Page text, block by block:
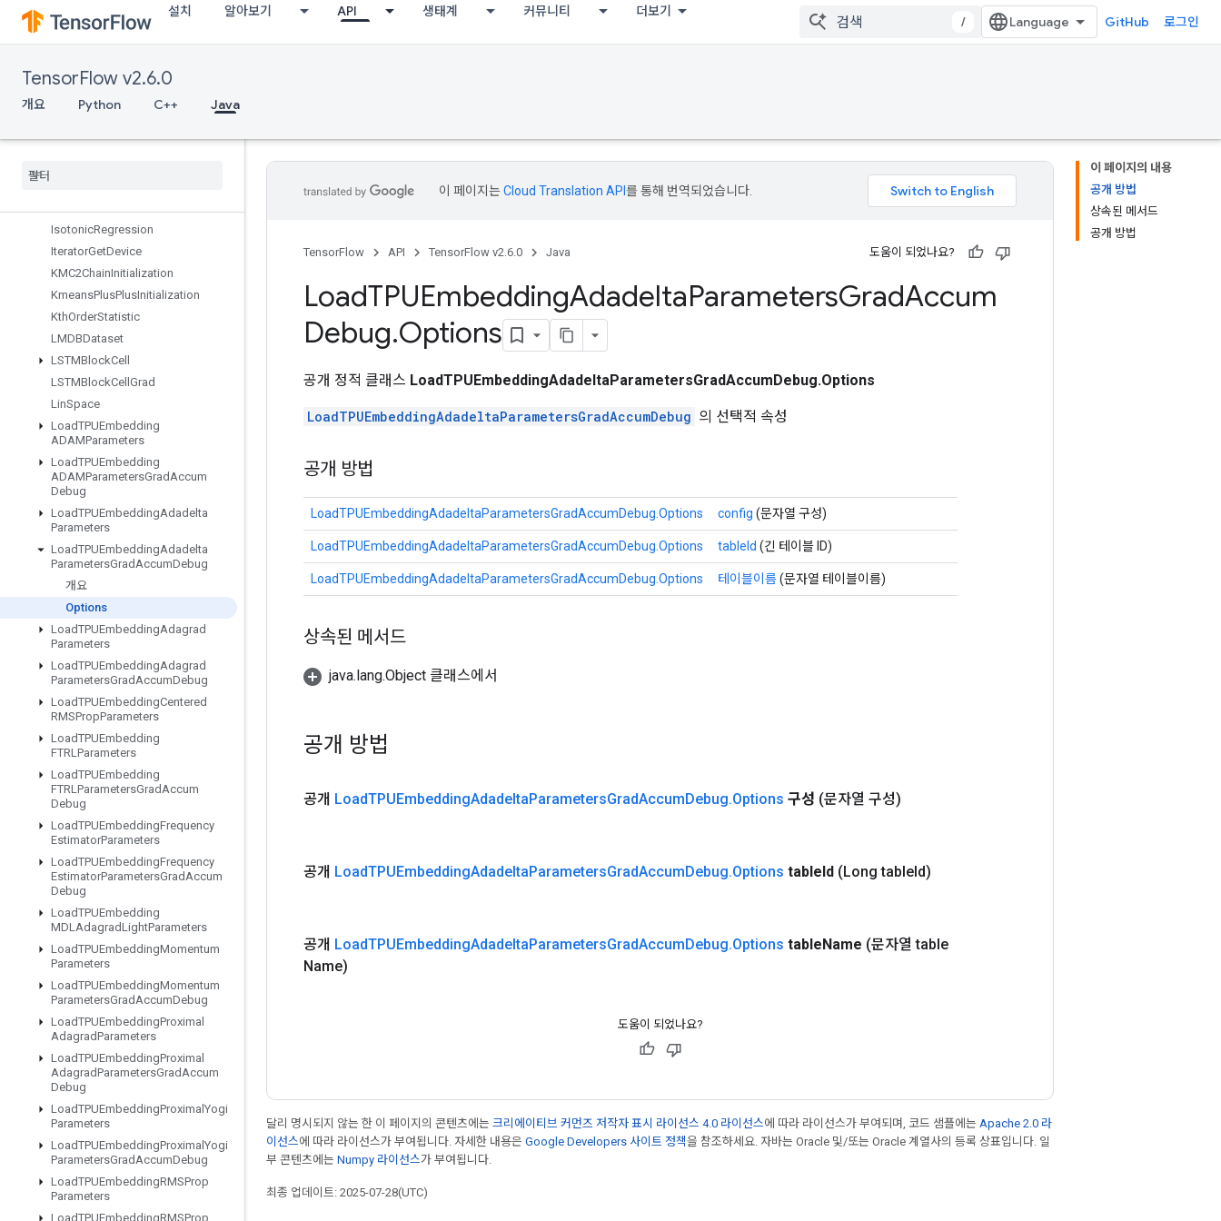
설치 알아보기 API 생태계 커뮤니티 더보기
/ GitHub 로그인
TensorFlow v2.6.0
개요 Python C++ Java
InitializeTableFromDataset
InitializeTableFromTextFile
InplaceAdd
InplaceUpdate
IsotonicRegression
IteratorGetDevice
KMC2ChainInitialization
KmeansPlusPlusInitialization
KthOrderStatistic
LMDBDataset
LSTMBlockCell
LSTMBlockCell Grad
LinSpace
LoadTPUEmbedding
ADAMParameters
LoadTPUEmbedding
ADAMParametersGradAccum
Debug
LoadTPUEmbeddingAdadelta
Parameters
LoadTPUEmbeddingAdadelta
ParametersGradAccumDebug
개요
Options
LoadTPUEmbeddingAdagrad
Parameters
LoadTPUEmbeddingAdagrad
ParametersGradAccumDebug
LoadTPUEmbeddingCentered
RMSPropParameters
LoadTPUEmbedding
FTRLParameters
LoadTPUEmbedding
FTRLParametersGradAccum
Debug
LoadTPUEmbeddingFrequency
EstimatorParameters
LoadTPUEmbeddingFrequency
EstimatorParametersGradAccum
Debug
LoadTPUEmbedding
MDLAdagradLightParameters
LoadTPUEmbeddingMomentum
Parameters
LoadTPUEmbeddingMomentum
ParametersGradAccumDebug
LoadTPUEmbeddingProximal
AdagradParameters
LoadTPUEmbeddingProximal
AdagradParametersGradAccum
Debug
LoadTPUEmbeddingProximal Yogi
Parameters
LoadTPUEmbeddingProximal Yogi
ParametersGradAccumDebug
LoadTPUEmbeddingRMSProp
Parameters
LoadTPUEmbeddingRMSProp
이 페이지의 내용
공개 방법
상속된 메서드
공개 방법
이 페이지는Cloud Translation API 를 통해 번역되었습니다.
TensorFlow API TensorFlow v2.6.0 Java 도움이 되었나요?
LoadTPUEmbeddingAdadeltaParametersGradAccum
Debug.Options
공개 정적 클래스 LoadTPUEmbeddingAdadeltaParametersGradAccumDebug.Options
LoadTPUEmbeddingAdadeltaParametersGradAccumDebug 의 선택적 속성
공개 방법
LoadTPUEmbeddingAdadeltaParametersGradAccumDebug.Options config (문자열 구성)
LoadTPUEmbeddingAdadeltaParametersGradAccumDebug.Options tableId (긴 테이블 ID)
LoadTPUEmbeddingAdadeltaParametersGradAccumDebug.Options 테이블이름(문자열 테이블이름)
상속된 메서드
java.lang.Object 클래스에서
공개 방법
공개 LoadTPUEmbeddingAdadeltaParametersGradAccumDebug.Options 구성 (문자열 구성)
공개 LoadTPUEmbeddingAdadeltaParametersGradAccumDebug.Options tableId (Long tableId)
공개 LoadTPUEmbeddingAdadeltaParametersGradAccumDebug.Options tableName (문자열 table
Name)
도움이 되었나요?
달리 명시되지 않는 한 이 페이지의 콘텐츠에는 크리에이티브 커먼즈 저작자 표시 라이선스 4.0 라이선스에 따라 라이선스가 부여되며, 코드 샘플에는 Apache 2.0 라
이선스에 따라 라이선스가 부여됩니다. 자세한 내용은 Google Developers 사이트 정책을 참조하세요. 자바는 Oracle 및/또는 Oracle 계열사의 등록 상표입니다. 일
부 콘텐츠에는 Numpy 라이선스가 부여됩니다.
최종 업데이트: 2025-07-28(UTC)